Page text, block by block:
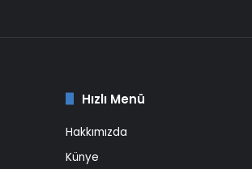
Hızlı Menü
Hakkımızda
Künye